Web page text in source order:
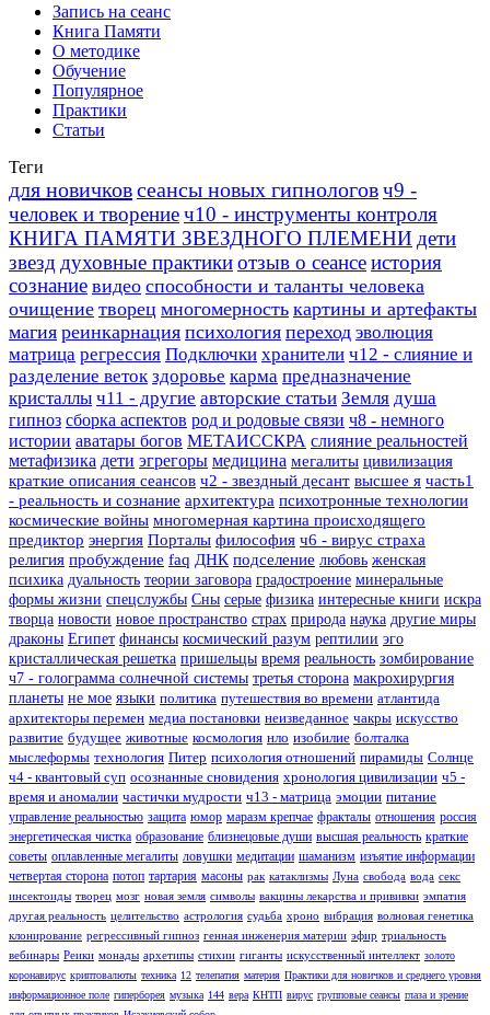
Запись на сеанс
Книга Памяти
О методике
Обучение
Популярное
Практики
Статьи
Теги
для новичковсеансы новых гипнологовч9 -
человек и творениеч10 - инструменты контроля
КНИГА ПАМЯТИ ЗВЕЗДНОГО ПЛЕМЕНИ дети
звезд духовные практикиотзыв о сеансеистория
сознание видео способности и таланты человека
очищение творец многомерность картины и артефакты
магия реинкарнация психология переход эволюция
матрица регрессия Подключки хранители ч12 - слияние и
разделение веток здоровье карма предназначение
кристаллы ч11 - другие авторские статьи Земля душа
гипноз сборка аспектов род и родовые связи ч8 - немного
истории аватары богов МЕТАИССКРА слияние реальностей
метафизика дети эгрегоры медицина мегалиты цивилизация
краткие описания сеансов ч2 - звездный десант высшее я часть1
- реальность и сознание архитектура психотронные технологии
космические войны многомерная картина происходящего
предиктор энергия Порталы философия ч6 - вирус страха
религия пробуждение faq ДНК подселение любовь женская
психика дуальность теории заговора градостроение минеральные
формы жизни спецслужбы Сны серые физика интересные книги искра
творца новости новое пространство страх природа наука другие миры
драконы Египет финансы космический разум рептилии эго
кристаллическая решетка пришельцы время реальность зомбирование
ч7 - голограмма солнечной системы третья сторона макрохирургия
планеты не мое языки политика путешествия во времени атлантида
архитекторы перемен медиа постановки неизведанное чакры искусство
развитие будущее животные космология нло изобилие болталка
мыслеформы технология Питер психология отношений пирамиды Солнце
ч4 - квантовый суп осознанные сновидения хронология цивилизации ч5 -
время и аномалии частички мудрости ч13 - матрица эмоции питание
управление реальностью защита юмор маразм крепчае фракталы отношения россия
энергетическая чистка образование близнецовые души высшая реальность краткие
советы оплавленные мегалиты ловушки медитации шаманизм изъятие информации
четвертая сторона потоп тартария масоны рак катаклизмы Луна свобода вода секс
инсектоиды творец мозг новая земля символы вакцины лекарства и прививки эмпатия
другая реальность целительство астрология судьба хроно вибрация волновая генетика
клонирование регрессивный гипноз генная инженерия материи эфир триальность
вебинары Реики монады архетипы стихии гиганты искусственный интеллект золото
коронавирус криптовалюты техника 12 телепатия материя Практики для новичков и среднего уровня
информационное поле гиперборея музыка 144 вера КНТП вирус групповые сеансы глаза и зрение